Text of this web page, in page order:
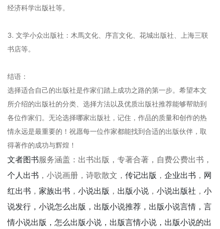
经济科学出版社等。
3. 文学小众出版社：木馬文化、序言文化、花城出版社、上海三联
书店等。
结语：
选择适合自己的出版社是作家们踏上成功之路的第一步。希望本文
所介绍的出版社的分类、选择方法以及优质出版社推荐能够帮助到
各位作家们。无论选择哪家出版社，记住，作品的质量和创作的热
情永远是最重要的！祝愿每一位作家都能找到合适的出版伙伴，取
得著作的成功与辉煌！
文者图书服务涵盖：出书出版，专著合著，自费公费出书，
个人出书 ，小说画册，诗歌散文， 传记出版 ， 企业出书 ， 网
红出书 ， 家族出书 ， 小说出版 ， 出版小说 ， 小说出版社 ， 小
说发行，小说怎么出版，出版小说推荐，出版小说言情，言
情小说出版，怎么出版小说，出版言情小说，出版小说的出